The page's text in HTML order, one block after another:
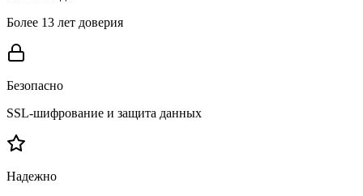
Более 13 лет доверия
Безопасно
SSL-шифрование и защита данных
Надежно